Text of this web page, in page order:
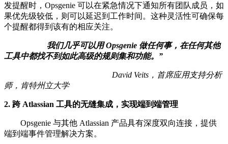
发提醒时，Opsgenie 可以在紧急情况下通知所有团队成员，如
果优先级较低，则可以延迟到工作时间。这种灵活性可确保每
个提醒都得到该有的相应关注。
我们几乎可以用 Opsgenie 做任何事，在任何其他
工具中都找不到如此高级的规则集和功能。 ”
David Veits，首席应用支持分析
师，肯特州立大学
2. 跨 Atlassian 工具的无缝集成，实现端到端管理
Opsgenie 与其他 Atlassian 产品具有深度双向连接，提供
端到端事件管理解决方案。